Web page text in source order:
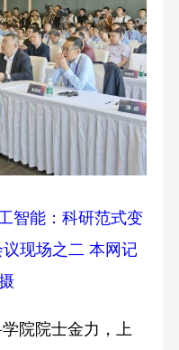
智能：科研范式变
现场之二 本网记
院院士金力，上